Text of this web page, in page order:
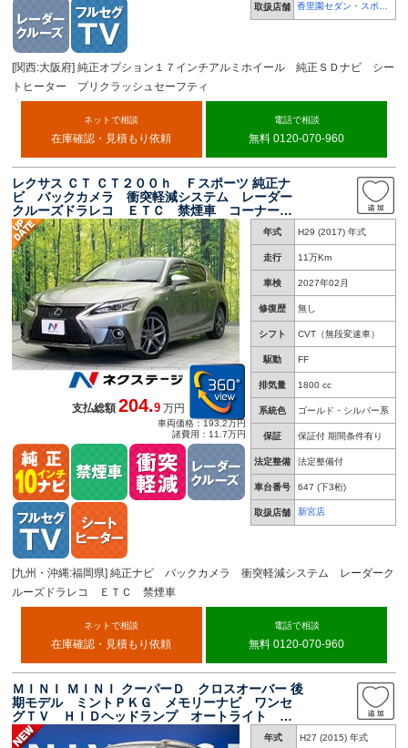
取扱店舗
香里園セダン・スポー
[関西:大阪府] 純正オプション１７インチアルミホイール 純正ＳＤナビ シー
トヒーター プリクラッシュセーフティ
ネットで相談
在庫確認・見積もり依頼
電話で相談
無料 0120-070-960
レクサス ＣＴ ＣＴ２００ｈ Ｆスポーツ 純正ナ
ビ バックカメラ 衝突軽減システム レーダー
クルーズドラレコ ＥＴＣ 禁煙車 コーナーセ
ンサー スマートキー 純正１７インチアルミ
オートハイビーム 車線逸脱警報 オートライト
年式 H29 (2017) 年式
走行 11万Km
車検 2027年02月
修復歴 無し
シフト CVT（無段変速車）
駆動 FF
排気量 1800 cc
系統色 ゴールド・シルバー系
保証 保証付 期間条件有り
法定整備 法定整備付
車台番号 647 (下3桁)
取扱店舗 新宮店
支払総額204.9 万円
車両価格：193.2万円
諸費用：11.7万円
[九州・沖縄:福岡県] 純正ナビ バックカメラ 衝突軽減システム レーダーク
ルーズドラレコ ＥＴＣ 禁煙車
ネットで相談
在庫確認・見積もり依頼
電話で相談
無料 0120-070-960
ＭＩＮＩ ＭＩＮＩ クーパーＤ クロスオーバー 後
期モデル ミントＰＫＧ メモリーナビ ワンセ
グＴＶ ＨＩＤヘッドランプ オートライト オ
ートエアコン キーレスエントリー 純正１６イ
ンチアルミ Ｂｌｕｅｔｏｏｔｈ接続 禁煙車
年式 H27 (2015) 年式